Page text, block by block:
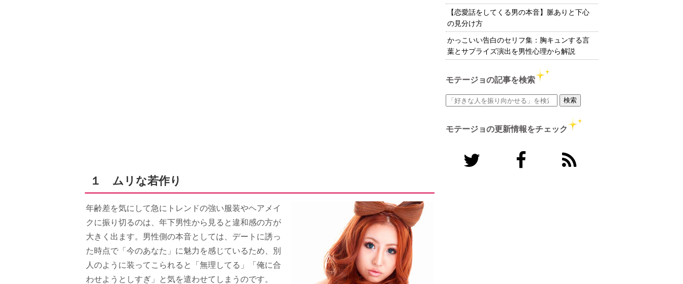
１ ムリな若作り
年齢差を気にして急にトレンドの強い服装やヘアメイ
クに振り切るのは、年下男性から見ると違和感の方が
大きく出ます。男性側の本音としては、デートに誘っ
た時点で「今のあなた」に魅力を感じているため、別
人のように装ってこられると「無理してる」「俺に合
わせようとしすぎ」と気を遣わせてしまうのです。
【恋愛話をしてくる男の本音】脈ありと下心
の見分け方
かっこいい告白のセリフ集：胸キュンする言
葉とサプライズ演出を男性心理から解説
モテージョの記事を検索
モテージョの更新情報をチェック